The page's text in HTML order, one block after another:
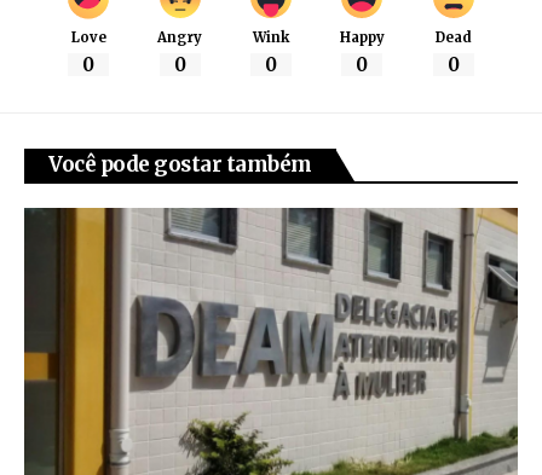
Love
0
Angry
0
Wink
0
Happy
0
Dead
0
Você pode gostar também